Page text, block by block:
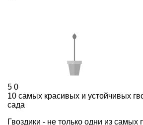
5 0
10 самых красивых и устойчивых
сада
Гвоздики - не только одни из самых